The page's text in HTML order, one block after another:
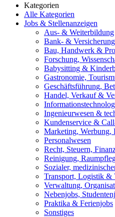
Kategorien
Alle Kategorien
Jobs & Stellenanzeigen
Aus- & Weiterbildung
Bank- &
Bau, Handwerk &
Forschung,
Babysitting &
Gastronomie,
Geschäftsführung,
Handel, Verkauf &
Ingenieurwesen &
Kundenservice &
Marketing, Werbung,
Personalwesen
Recht, Steuern,
Reinigung,
Sozialer,
Transport, Logistik &
Verwaltung,
Nebenjobs,
Praktika & Ferienjobs
Sonstiges